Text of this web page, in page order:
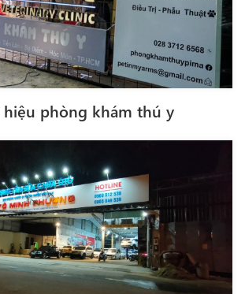
hiệu phòng khám thú y